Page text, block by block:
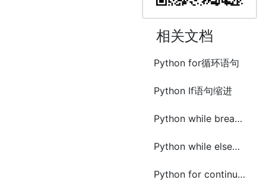
相关文档
Python for循环语句
Python If语句缩进
Python while break语句
Python while else语句
Python for continue语句